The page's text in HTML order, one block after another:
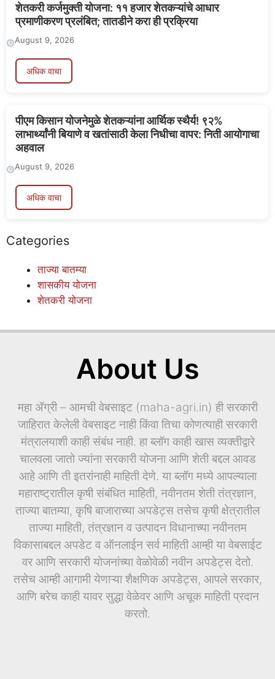
शेतकरी कर्जमुक्ती योजना: ११ हजार शेतकऱ्यांचे आधार
प्रमाणीकरण प्रलंबित; तातडीने करा ही प्रक्रिया
August 9, 2026
अधिक वाचा
पीएम किसान योजनेमुळे शेतकऱ्यांना आर्थिक स्थैर्य! ९२%
लाभार्थ्यांनी बियाणे व खतांसाठी केला निधीचा वापर: निती आयोगाचा
अहवाल
August 9, 2026
अधिक वाचा
Categories
ताज्या बातम्या
शासकीय योजना
शेतकरी योजना
About Us
महा ॲग्री – आमची वेबसाइट (maha-agri.in) ही सरकारी
जाहिरात केलेली वेबसाइट नाही किंवा तिचा कोणत्याही सरकारी
मंत्रालयाशी काही संबंध नाही. हा ब्लॉग काही खास व्यक्तीद्वारे
चालवला जातो ज्यांना सरकारी योजना आणि शेती बद्दल आवड
आहे आणि ती इतरांनाही माहिती देणे. या ब्लॉग मध्ये आपल्याला
महाराष्ट्रातील कृषी संबंधित माहिती, नवीनतम शेती तंत्रज्ञान,
ताज्या बातम्या, कृषि बाजाराच्या अपडेट्स तसेच कृषी क्षेत्रातील
ताज्या माहिती, तंत्रज्ञान व उत्पादन विधानाच्या नवीनतम
विकासाबद्दल अपडेट व ऑनलाईन सर्व माहिती आम्ही या वेबसाईट
वर आणि सरकारी योजनांच्या वेळोवेळी नवीन अपडेट्स देतो.
तसेच आम्ही आगामी येणाऱ्या शैक्षणिक अपडेट्स, आपले सरकार,
आणि बरेच काही यावर सुद्धा वेळेवर आणि अचूक माहिती प्रदान
करतो.